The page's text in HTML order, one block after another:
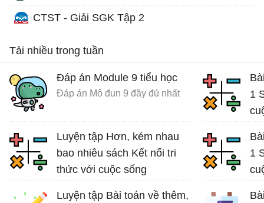
CTST - Giải SGK Tập 2
Tải nhiều trong tuần
Đáp án Module 9 tiểu học
Đáp án Mô đun 9 đầy đủ nhất
Luyện tập Hơn, kém nhau
bao nhiêu sách Kết nối tri
thức với cuộc sống
Luyện tập Bài toán về thêm,
1
1